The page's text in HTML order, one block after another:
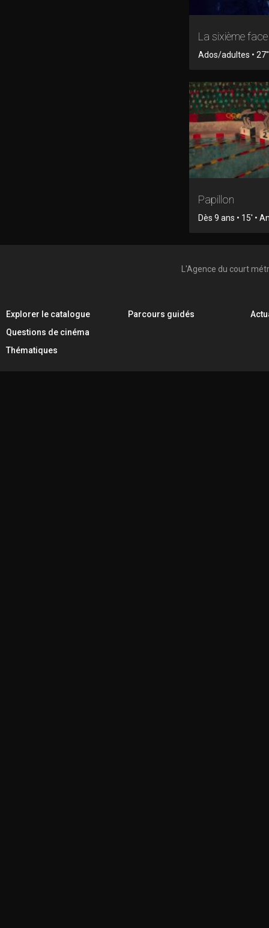
La sixième
Ados/adultes •
Papillon
Dès 9 ans • 15' •
L'Agence du court
Explorer le catalogue
Questions de cinéma
Thématiques
Parcours guidés